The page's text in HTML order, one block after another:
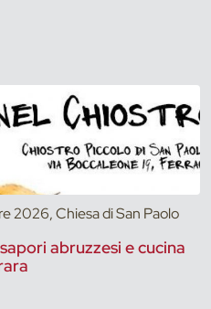
2026, Chiesa di San Paolo
abruzzesi e cucina